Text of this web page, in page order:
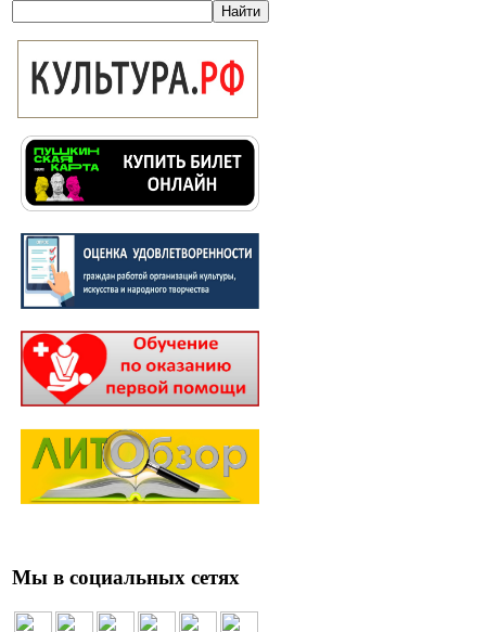
Мы в социальных сетях